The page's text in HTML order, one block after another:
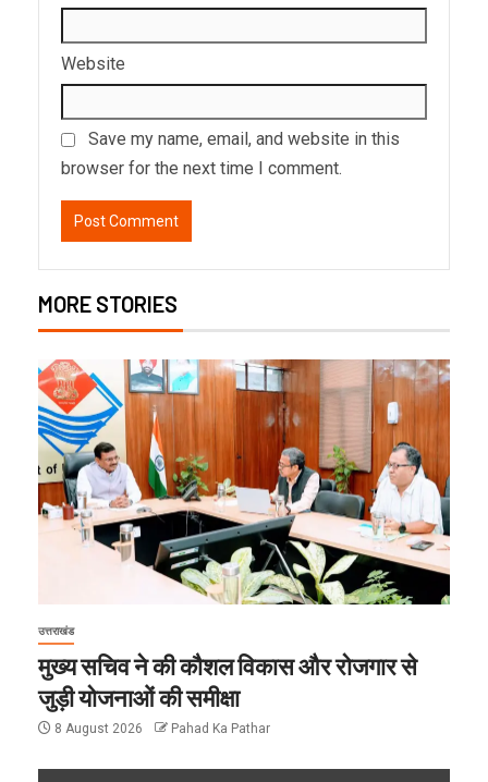
Website
Save my name, email, and website in this
browser for the next time I comment.
MORE STORIES
उत्तराखंड
मुख्य सचिव ने की कौशल विकास और रोजगार से
जुड़ी योजनाओं की समीक्षा
8 August 2026 Pahad Ka Pathar